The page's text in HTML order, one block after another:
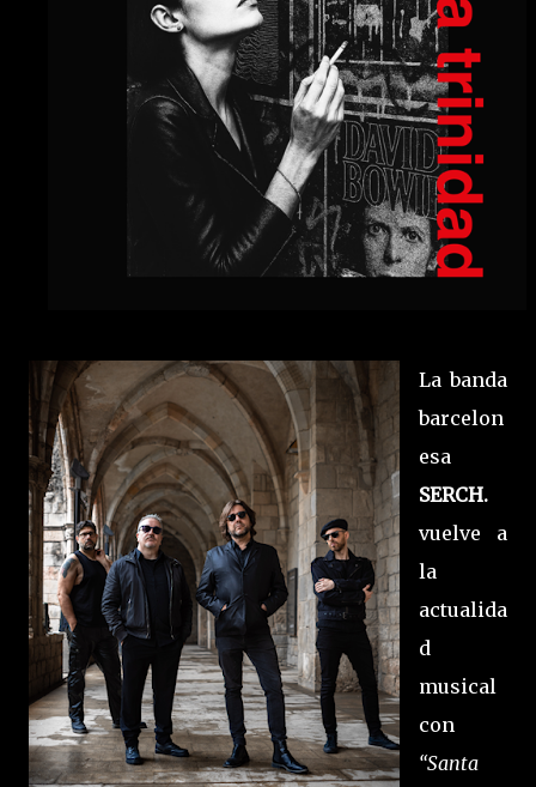
La banda
barcelon
esa
SERCH.
vuelve a
la
actualida
d
musical
con
“Santa